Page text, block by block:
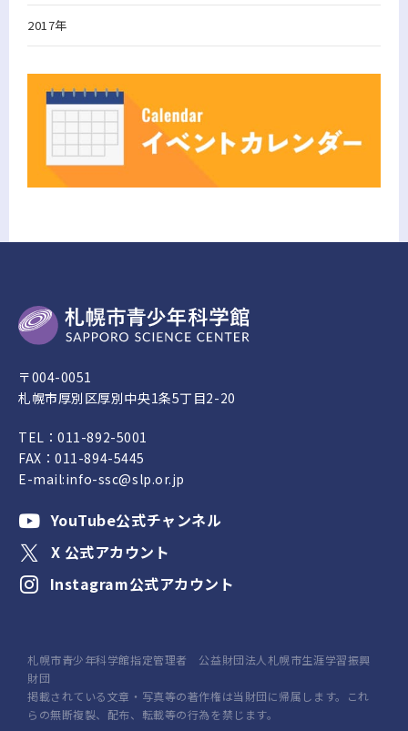
2017年
〒004-0051
札幌市厚別区厚別中央1条5丁目2-20
TEL：011-892-5001
FAX：011-894-5445
E-mail:info-ssc@slp.or.jp
YouTube公式チャンネル
X 公式アカウント
Instagram公式アカウント
札幌市青少年科学館指定管理者 公益財団法人札幌市生涯学習振興
財団
掲載されている文章・写真等の著作権は当財団に帰属します。これ
らの無断複製、配布、転載等の行為を禁じます。